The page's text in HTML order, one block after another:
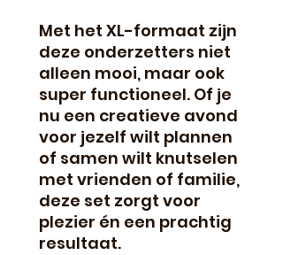
Met het XL-formaat zijn
deze onderzetters niet
alleen mooi, maar ook
super functioneel. Of je
nu een creatieve avond
voor jezelf wilt plannen
of samen wilt knutselen
met vrienden of familie,
deze set zorgt voor
plezier én een prachtig
resultaat.